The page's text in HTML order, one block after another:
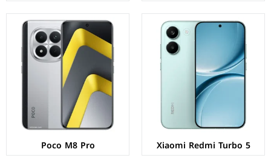
Xiaomi Redmi Turbo 5
Poco M8 Pro
الشاشة:
المعالج:
الكاميرات:خلفية 50+2 م.ب / امامية 20 م.ب
الذاكرة+الرام:256/512 + 8 جيجابايت
نظام التشغيل:Android 15
عرض المواصفات ←
الشاشة:AMOLED بحجم 1.54 بوصة بدقة 480p
المقاسات:47 مم
الذاكرة:
غير محدد
المعالج:Qualcomm Snapdragon W5 Gen 1
نظام التشغيل:
البطارية: 930 مللي امبير
عرض المواصفات ←